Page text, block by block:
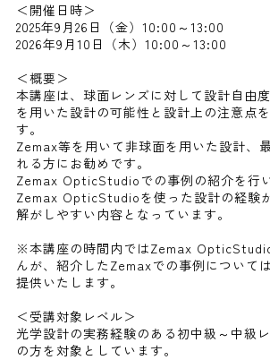
＜開催日時＞
2025年9月26日（金）10:00～13:00
2026年9月10日（木）10:00～13:00
＜概要＞
本講座は、球面レンズに対して設計自由
を用いた設計の可能性と設計上の注意点
す。
Zemax等を用いて非球面を用いた設計、
れる方にお勧めです。
Zemax OpticStudioでの事例の紹介を行
Zemax OpticStudioを使った設計の経験
解がしやすい内容となっています。
※本講座の時間内ではZemax
んが、紹介したZemaxでの事例について
提供いたします。
＜受講対象レベル＞
光学設計の実務経験のある初中級～中級
の方を対象としています。